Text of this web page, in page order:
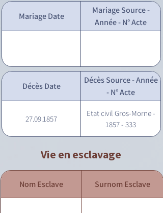
Mariage Date
Mariage Source -
Année - N° Acte
Décès Date
Décès Source - Année
- N° Acte
27.09.1857
Etat civil Gros-Morne -
1857 - 333
Vie en esclavage
Nom Esclave Surnom Esclave